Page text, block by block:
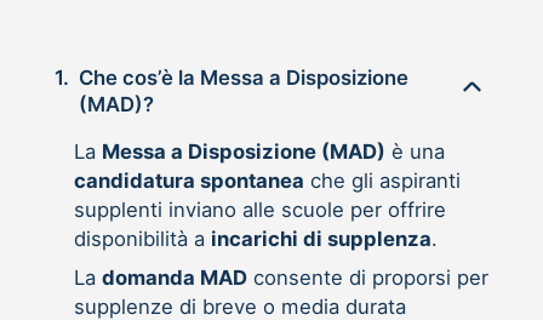
1. Che cos’è la Messa a Disposizione
(MAD)?
La Messa a Disposizione (MAD) è una
candidatura spontanea che gli aspiranti
supplenti inviano alle scuole per offrire
disponibilità a incarichi di supplenza.
La domanda MADconsente di proporsi per
supplenze di breve o media durata